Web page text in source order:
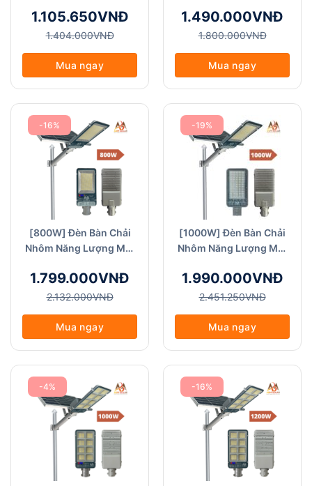
(BC Nhôm-400W), Đèn
Đường, Đèn Sân Vườn
1.105.650VNĐ
1.404.000VNĐ
Mua ngay
Nhôm-600W), Đèn
Đường, Đèn Sân Vườn
1.490.000VNĐ
1.800.000VNĐ
Mua ngay
-16%
[800W] Đèn Bàn Chải
Nhôm Năng Lượng Mặt
Nhôm-800W)
1.799.000VNĐ
2.132.000VNĐ
Mua ngay
-19%
[1000W] Đèn Bàn Chải
Nhôm Năng Lượng Mặt
Nước IP68 (BC Nhôm-
1000W NEW)
1.990.000VNĐ
2.451.250VNĐ
Mua ngay
-4% -16%